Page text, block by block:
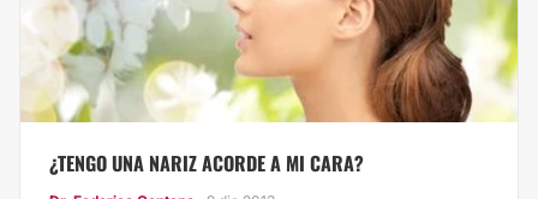
¿TENGO UNA NARIZ ACORDE A MI CARA?